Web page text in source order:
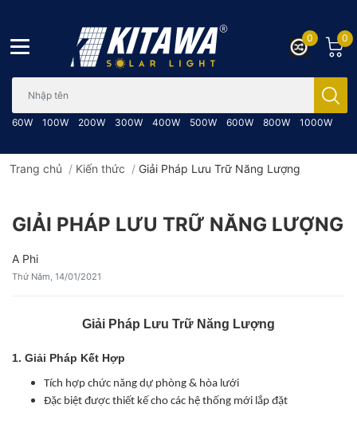
60W 100W 200W 300W 400W 500W 600W 800W 1000W
0
0
Trang chủ / Kiến thức / Giải Pháp Lưu Trữ Năng Lượng
GIẢI PHÁP LƯU TRỮ NĂNG LƯỢNG
A Phi
Thứ Năm, 14/01/2021
Giải Pháp Lưu Trữ Năng Lượng
1. Giải Pháp Kết Hợp
Tích hợp chức năng dự phòng & hòa lưới
Đặc biệt được thiết kế cho các hệ thống mới lắp đặt